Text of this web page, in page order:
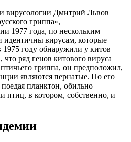
вирусологии Дмитрий Львов
гриппа»,
1977 года, по нескольким
вирусам, которые
1975 году обнаружили у китов
ряд генов китового вируса
гриппа, он предположил,
являются пернатые. По его
планктон, обильно
птиц, в котором, собственно, и